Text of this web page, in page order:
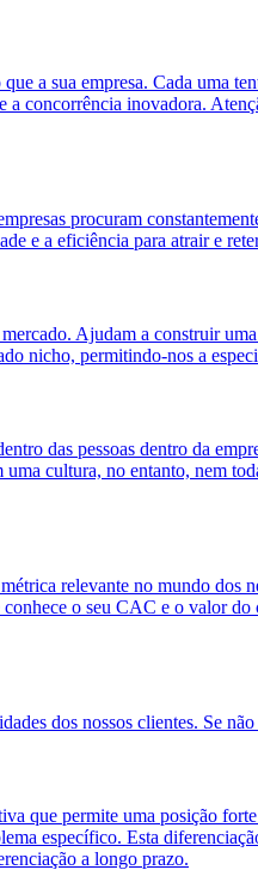
a sua empresa. Cada uma
concorrência inovadora.
procuram
e a eficiência para atrair e
Ajudam a construir
nicho, permitindo-nos a
das pessoas dentro da
cultura, no entanto, nem
relevante no mundo
o seu CAC e o valor
dos nossos clientes. Se
que permite uma posição
específico. Esta
a longo prazo.